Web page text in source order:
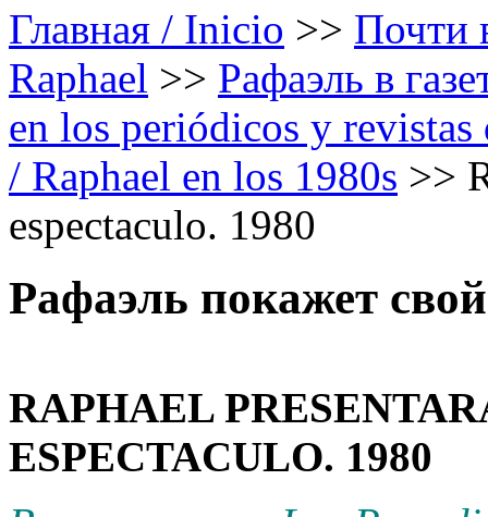
Главная / Inicio >> Почти
Raphael >> Рафаэль в
en los periódicos y
/ Raphael en los 1980s >>
espectaculo. 1980
Рафаэль покажет
RAPHAEL
ESPECTACULO. 1980